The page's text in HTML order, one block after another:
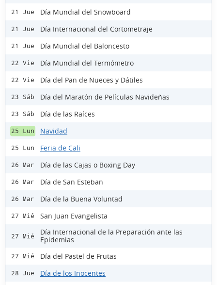
21 Jue Día Mundial del Snowboard
21 Jue Día Internacional del Cortometraje
21 Jue Día Mundial del Baloncesto
22 Vie Día Mundial del Termómetro
22 Vie Día del Pan de Nueces y Dátiles
23 Sáb Día del Maratón de Películas Navideñas
23 Sáb Día de las Raíces
25 Lun Navidad
25 Lun Feria de Cali
26 Mar Día de las Cajas o Boxing Day
26 Mar Día de San Esteban
26 Mar Día de la Buena Voluntad
27 Mié San Juan Evangelista
27 Mié
Día Internacional de la Preparación ante las
Epidemias
27 Mié Día del Pastel de Frutas
28 Jue Día de los Inocentes